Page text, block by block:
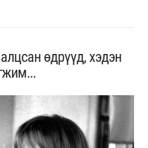
өдрүүд, хэдэн